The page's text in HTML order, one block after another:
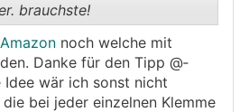
.
brauchste!
Amazon noch welche mit
Danke für den Tipp @­
Idee wär ich sonst nicht
bei jeder einzelnen Klemme